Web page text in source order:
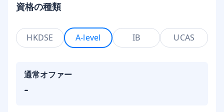
資格の種類
HKDSE A-level IB UCAS
通常オファー
-